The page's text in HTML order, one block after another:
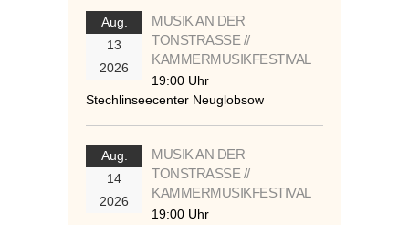
Aug.
13
2026
MUSIK AN DER
TONSTRASSE //
KAMMERMUSIKFESTIVAL
19:00 Uhr
Stechlinseecenter Neuglobsow
Aug.
14
2026
MUSIK AN DER
TONSTRASSE //
KAMMERMUSIKFESTIVAL
19:00 Uhr